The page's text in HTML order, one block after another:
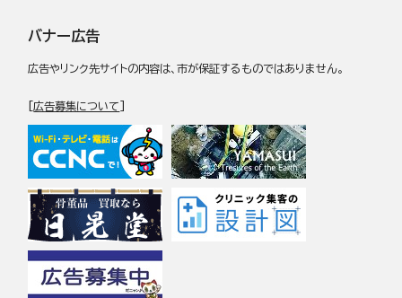
バナー広告
広告やリンク先サイトの内容は、市が保証するものではありません。
[広告募集について